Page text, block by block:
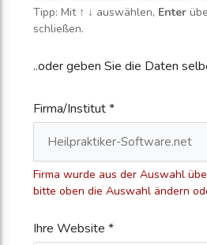
Tipp: Mit ↑ ↓ auswählen, Enter
schließen.
..oder geben Sie die Daten
Firma/Institut *
Firma wurde aus der Auswahl
bitte oben die Auswahl ändern
Ihre Website *